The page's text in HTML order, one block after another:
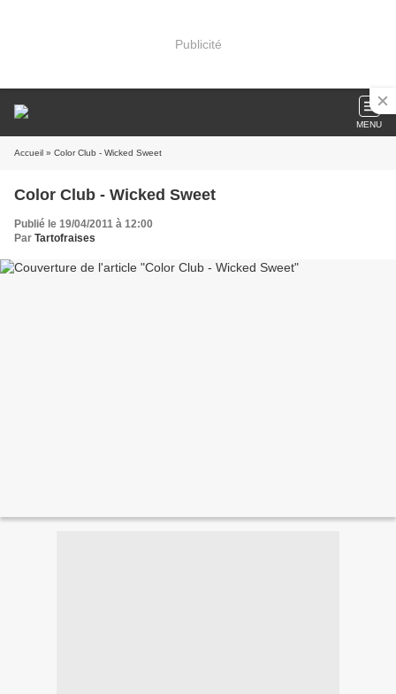
Publicité
MENU
Accueil » Color Club - Wicked Sweet
Color Club - Wicked Sweet
Publié le 19/04/2011 à 12:00
Par Tartofraises